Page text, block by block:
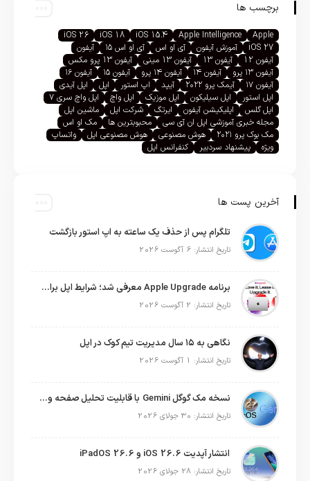
برچسب ها
Apple
Apple Intelligence
iOS 15.4
iOS 18
iOS 26
iOS 27
آموزش آیفون آی او اس آی او اس ۱۵
آیفون
آیفون 12
آیفون 13 آیفون 13 مینی
آیفون 13 پرو مکس
آیفون ۱۳ پرو
آیفون ۱۴ آیفون ۱۴ پرو آیفون ۱۵
آیفون ۱۶
آیفون ۱۷
آیمک پرو ۲۰۲۲ آیپد اپ استور اپل
اپل آیدی
اپل استور
اپل سیلیکون اپل موزیک اپل واچ
اپل واچ سری ۷
اپل گلس
اپلیکیشن آیفون ایرتگ شرکت اپل
ماشین اپل
مجله خبری آموزشی اپل ان آی سی
محبوبترین ها
مک او اس
مک بوک پرو ۲۰۲۱
هوش مصنوعی هوش مصنوعی اپل
واتساپ
ویژه
پیشنهاد سردبیر کنفرانس اپل
آخرین پست ها
تلگرام پس از حذف یک ساعته به اپ استور بازگشت
تاریخ انتشار: 6 آگوست 2026
برنامه Apple Upgrade معرفی شد؛ شرایط اپل برای اجاره آیفون، آیپد، مک و اپل واچ
تاریخ انتشار: 2 آگوست 2026
نگاهی به ۱۵ سال مدیریت تیم کوک در اپل
تاریخ انتشار: 1 آگوست 2026
نسخه مک گوگل Gemini با قابلیت تحلیل صفحه و دستورات صوتی در به‌روزرسانی جدید
تاریخ انتشار: 30 جولای 2026
انتشار آپدیت iOS 26.6 و iPadOS 26.6
تاریخ انتشار: 28 جولای 2026